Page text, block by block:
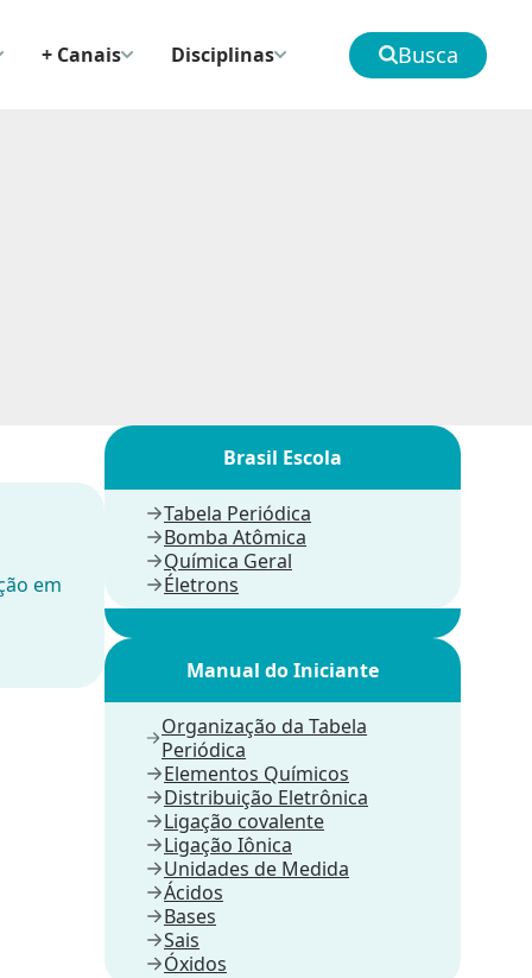
+ Canais Disciplinas Busca
em
Brasil Escola
Tabela Periódica
Bomba Atômica
Química Geral
Életrons
Manual do Iniciante
Organização da Tabela
Periódica
Elementos Químicos
Distribuição Eletrônica
Ligação covalente
Ligação Iônica
Unidades de Medida
Ácidos
Bases
Sais
Óxidos